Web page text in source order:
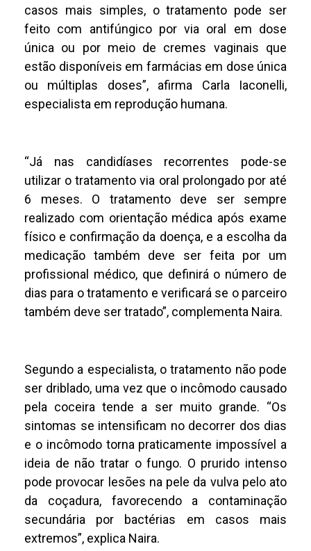
casos mais simples, o tratamento pode ser
feito com antifúngico por via oral em dose
única ou por meio de cremes vaginais que
estão disponíveis em farmácias em dose única
ou múltiplas doses”, afirma Carla Iaconelli,
especialista em reprodução humana.
“Já nas candidíases recorrentes pode-se
utilizar o tratamento via oral prolongado por até
6 meses. O tratamento deve ser sempre
realizado com orientação médica após exame
físico e confirmação da doença, e a escolha da
medicação também deve ser feita por um
profissional médico, que definirá o número de
dias para o tratamento e verificará se o parceiro
também deve ser tratado”, complementa Naira.
Segundo a especialista, o tratamento não pode
ser driblado, uma vez que o incômodo causado
pela coceira tende a ser muito grande. “Os
sintomas se intensificam no decorrer dos dias
e o incômodo torna praticamente impossível a
ideia de não tratar o fungo. O prurido intenso
pode provocar lesões na pele da vulva pelo ato
da coçadura, favorecendo a contaminação
secundária por bactérias em casos mais
extremos”, explica Naira.